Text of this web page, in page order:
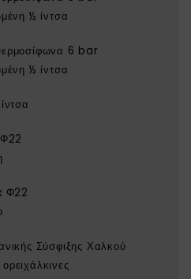
½ ίντσα
6 bar
½ ίντσα
Φ22
Σύσφιξης Χαλκού